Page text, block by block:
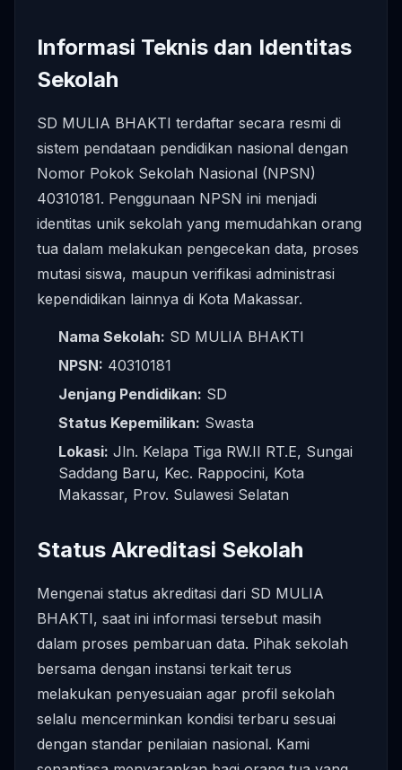
Informasi Teknis dan Identitas
Sekolah
SD MULIA BHAKTI terdaftar secara resmi di
sistem pendataan pendidikan nasional dengan
Nomor Pokok Sekolah Nasional (NPSN)
40310181. Penggunaan NPSN ini menjadi
identitas unik sekolah yang memudahkan orang
tua dalam melakukan pengecekan data, proses
mutasi siswa, maupun verifikasi administrasi
kependidikan lainnya di Kota Makassar.
Nama Sekolah: SD MULIA BHAKTI
NPSN: 40310181
Jenjang Pendidikan: SD
Status Kepemilikan: Swasta
Lokasi: Jln. Kelapa Tiga RW.II RT.E, Sungai
Saddang Baru, Kec. Rappocini, Kota
Makassar, Prov. Sulawesi Selatan
Status Akreditasi Sekolah
Mengenai status akreditasi dari SD MULIA
BHAKTI, saat ini informasi tersebut masih
dalam proses pembaruan data. Pihak sekolah
bersama dengan instansi terkait terus
melakukan penyesuaian agar profil sekolah
selalu mencerminkan kondisi terbaru sesuai
dengan standar penilaian nasional. Kami